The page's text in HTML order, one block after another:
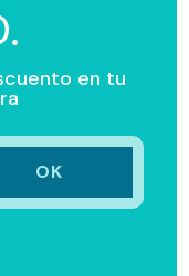
en tu